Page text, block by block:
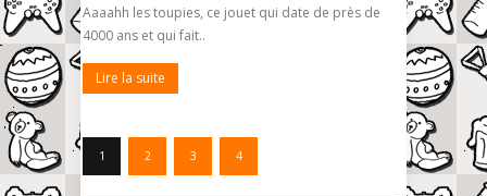
Aaaahh les toupies, ce jouet qui date de près de
4000 ans et qui fait..
Lire la suite
1 2 3 4